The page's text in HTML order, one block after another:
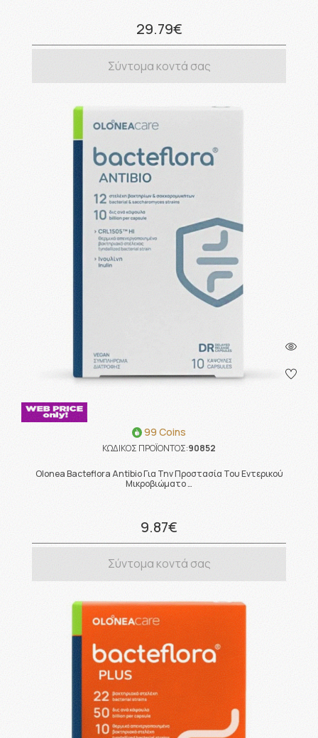
29.79€
Σύντομα κοντά σας
99 Coins
ΚΩΔΙΚΟΣ ΠΡΟΪΟΝΤΟΣ:90852
Olonea Bacteflora Antibio Για Την Προστασία Του Εντερικού
Μικροβιώματο …
9.87€
Σύντομα κοντά σας